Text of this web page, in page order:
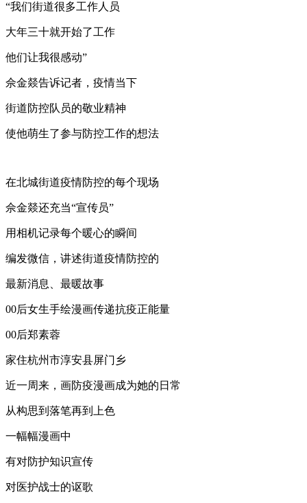
“我们街道很多工作人员
大年三十就开始了工作
他们让我很感动”
佘金燚告诉记者，疫情当下
街道防控队员的敬业精神
使他萌生了参与防控工作的想法
在北城街道疫情防控的每个现场
佘金燚还充当“宣传员”
用相机记录每个暖心的瞬间
编发微信，讲述街道疫情防控的
最新消息、最暖故事
00后女生手绘漫画传递抗疫正能量
00后郑素蓉
家住杭州市淳安县屏门乡
近一周来，画防疫漫画成为她的日常
从构思到落笔再到上色
一幅幅漫画中
有对防护知识宣传
对医护战士的讴歌